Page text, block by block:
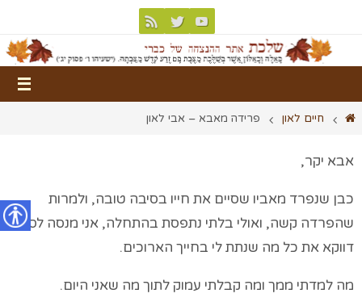
חיים לאון פרידה מאבא – אבי לאון
אבא יקר,
כבן שנפרד מאביו שסיים את חייו בסיבה טובה, ולמרות
שהפרדה קשה, ואולי בלתי נתפסת בהתחלה, אני מנסה לסכם
דווקא את כל מה שנתת לי בחייך הארוכים.
מה למדתי ממך ומה קבלתי עמוק לתוך מה שאני היום.